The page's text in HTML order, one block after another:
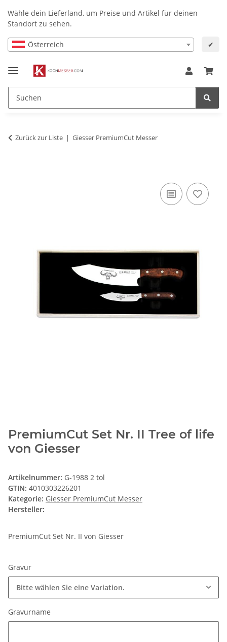
Wähle dein Lieferland, um Preise und Artikel für deinen
Standort zu sehen.
Österreich ✔
Zurück zur Liste Giesser PremiumCut Messer
PremiumCut Set Nr. II Tree of life
von Giesser
Artikelnummer: G-1988 2 tol
GTIN: 4010303226201
Kategorie: Giesser PremiumCut Messer
Hersteller:
PremiumCut Set Nr. II von Giesser
Gravur
Bitte wählen Sie eine Variation.
Gravurname